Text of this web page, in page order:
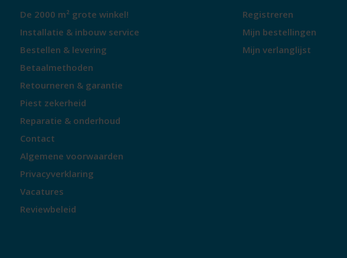
De 2000 m² grote winkel!
Installatie & inbouw service
Bestellen & levering
Betaalmethoden
Retourneren & garantie
Piest zekerheid
Reparatie & onderhoud
Contact
Algemene voorwaarden
Privacyverklaring
Vacatures
Reviewbeleid
Registreren
Mijn bestellingen
Mijn verlanglijst